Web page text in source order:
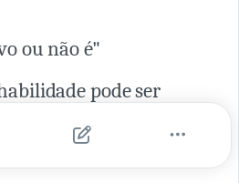
ou não é"
pode ser
técnicas que são